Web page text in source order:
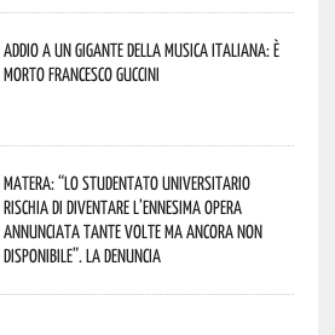
Addio a un gigante della musica italiana: è
morto Francesco Guccini
Matera: “Lo studentato universitario
rischia di diventare l’ennesima opera
annunciata tante volte ma ancora non
disponibile”. La denuncia